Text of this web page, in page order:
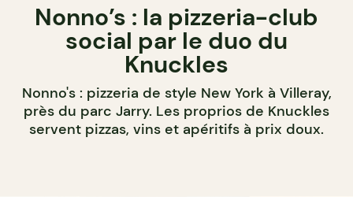
Nonno’s : la pizzeria-club
social par le duo du
Knuckles
Nonno's : pizzeria de style New York à Villeray,
près du parc Jarry. Les proprios de Knuckles
servent pizzas, vins et apéritifs à prix doux.